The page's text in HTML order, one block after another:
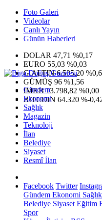
Foto Galeri
Videolar
Canlı Yayın
Günün Haberleri
DOLAR 47,71 %0,17
EURO 55,03 %0,03
G.ALTIN6.535,20
GÜMÜŞ 96 %1,56
IMKB13.798,82 %0,00
BITCOIN 64.320 %-
Gündem
Ekonomi
Sağlık
Magazin
Teknoloji
İlan
Belediye
Siyaset
Resmî İlan
Facebook Twitter
Gündem Ekonomi Sağlık
Belediye Siyaset Eğitim
Spor